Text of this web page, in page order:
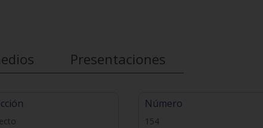
Presentaciones
Número
154